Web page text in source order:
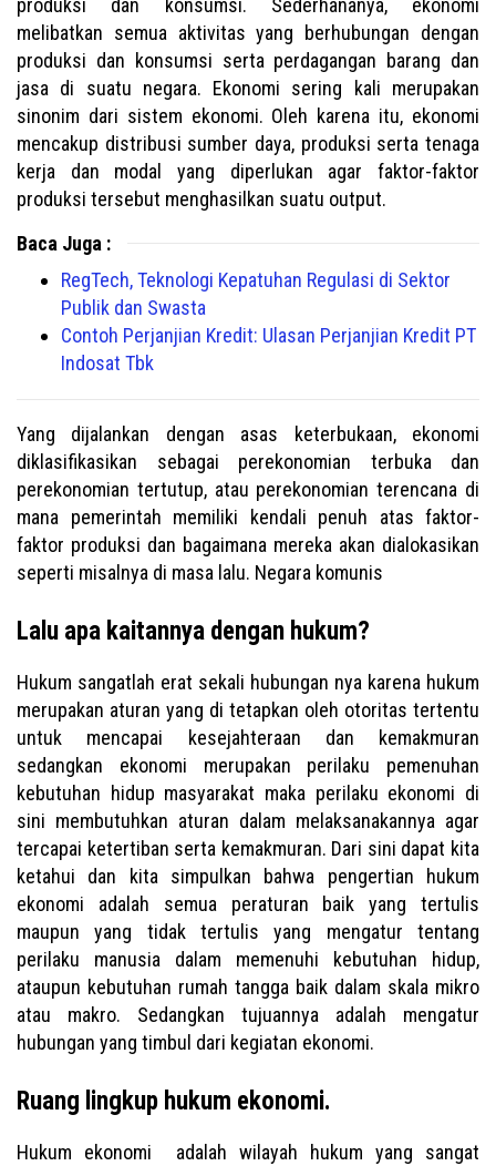
melibatkan semua aktivitas yang berhubungan dengan
produksi dan konsumsi serta perdagangan barang dan
jasa di suatu negara. Ekonomi sering kali merupakan
sinonim dari sistem ekonomi. Oleh karena itu, ekonomi
mencakup distribusi sumber daya, produksi serta tenaga
kerja dan modal yang diperlukan agar faktor-faktor
produksi tersebut menghasilkan suatu output.
Baca Juga :
RegTech, Teknologi Kepatuhan Regulasi di Sektor
Publik dan Swasta
Contoh Perjanjian Kredit: Ulasan Perjanjian Kredit PT
Indosat Tbk
Yang dijalankan dengan asas keterbukaan, ekonomi
diklasifikasikan sebagai perekonomian terbuka dan
perekonomian tertutup, atau perekonomian terencana di
mana pemerintah memiliki kendali penuh atas faktor-
faktor produksi dan bagaimana mereka akan dialokasikan
seperti misalnya di masa lalu. Negara komunis
Lalu apa kaitannya dengan hukum?
Hukum sangatlah erat sekali hubungan nya karena hukum
merupakan aturan yang di tetapkan oleh otoritas tertentu
untuk mencapai kesejahteraan dan kemakmuran
sedangkan ekonomi merupakan perilaku pemenuhan
kebutuhan hidup masyarakat maka perilaku ekonomi di
sini membutuhkan aturan dalam melaksanakannya agar
tercapai ketertiban serta kemakmuran. Dari sini dapat kita
ketahui dan kita simpulkan bahwa pengertian hukum
ekonomi adalah semua peraturan baik yang tertulis
maupun yang tidak tertulis yang mengatur tentang
perilaku manusia dalam memenuhi kebutuhan hidup,
ataupun kebutuhan rumah tangga baik dalam skala mikro
atau makro. Sedangkan tujuannya adalah mengatur
hubungan yang timbul dari kegiatan ekonomi.
Ruang lingkup hukum ekonomi.
Hukum ekonomi adalah wilayah hukum yang sangat